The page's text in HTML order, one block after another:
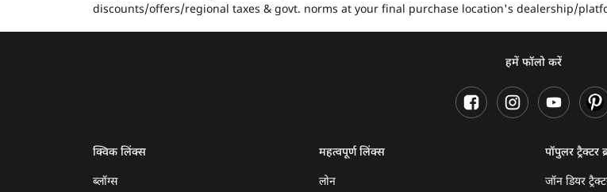
discounts/offers/regional taxes & govt. norms at your final purchase location's dealership/
हमें फॉलो करें
क्विक लिंक्स
ब्लॉग्स
महत्वपूर्ण लिंक्स
लोन
पॉपुलर ट्रैक्टर
जॉन डियर